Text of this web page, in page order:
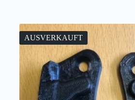
AUSVERKAUFT